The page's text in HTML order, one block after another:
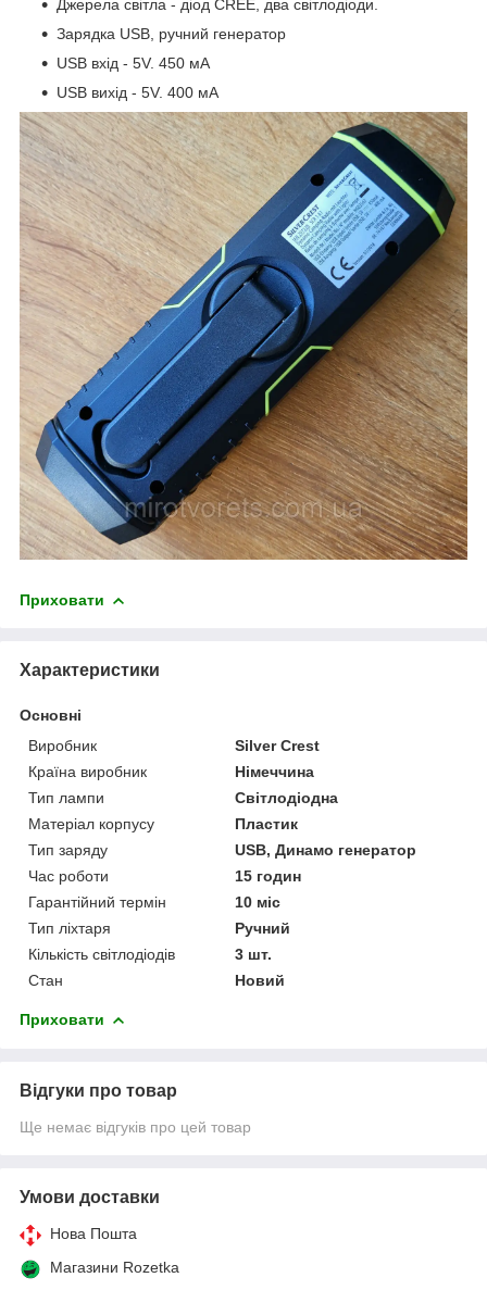
Джерела світла - діод CREE, два світлодіоди.
Зарядка USB, ручний генератор
USB вхід - 5V. 450 мА
USB вихід - 5V. 400 мА
Приховати
Характеристики
Основні
Виробник
Silver Crest
Країна виробник
Німеччина
Тип лампи
Світлодіодна
Матеріал корпусу
Пластик
Тип заряду
USB, Динамо генератор
Час роботи
15 годин
Гарантійний термін
10 міс
Тип ліхтаря
Ручний
Кількість світлодіодів
3 шт.
Стан
Новий
Приховати
Відгуки про товар
Ще немає відгуків про цей товар
Умови доставки
Нова Пошта
Магазини Rozetka